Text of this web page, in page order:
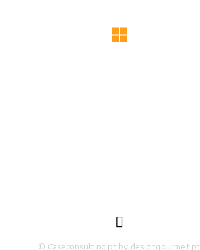

© Caseconsulting.pt by designgourmet.pt